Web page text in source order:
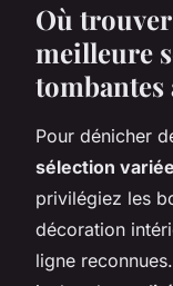
Où
meilleure
Pour dénicher
sélection variée
privilégiez les
décoration
ligne